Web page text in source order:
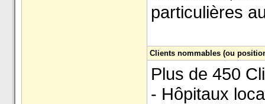
particulières
Clients nommables (ou
Plus de 450
- Hôpitaux